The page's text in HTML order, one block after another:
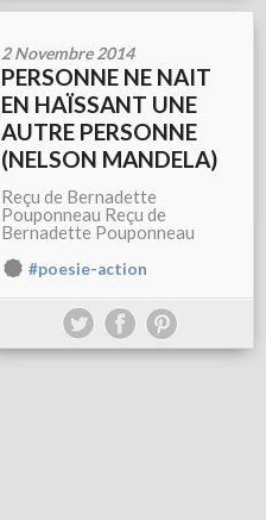
2 Novembre 2014
PERSONNE NE NAIT
EN HAÏSSANT UNE
AUTRE PERSONNE
(NELSON MANDELA)
Reçu de Bernadette
Pouponneau Reçu de
Bernadette Pouponneau
#poesie-action